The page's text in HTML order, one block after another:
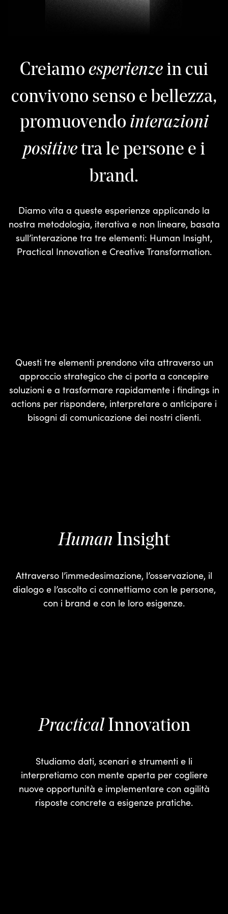
Creiamoesperienze in cui
convivono senso e bellezza,
promuovendo interazioni
positivetra le persone e i
brand.
Diamo vita a queste esperienze applicando la
nostra metodologia, iterativa e non lineare, basata
sull’interazione tra tre elementi: Human Insight,
Practical Innovation e Creative Transformation.
Questi tre elementi prendono vita attraverso un
approccio strategico che ci porta a concepire
soluzioni e a trasformare rapidamente i findings in
actions per rispondere, interpretare o anticipare i
bisogni di comunicazione dei nostri clienti.
Human Insight
Attraverso l’immedesimazione, l’osservazione, il
dialogo e l’ascolto ci connettiamo con le persone,
con i brand e con le loro esigenze.
PracticalInnovation
Studiamo dati, scenari e strumenti e li
interpretiamo con mente aperta per cogliere
nuove opportunità e implementare con agilità
risposte concrete a esigenze pratiche.